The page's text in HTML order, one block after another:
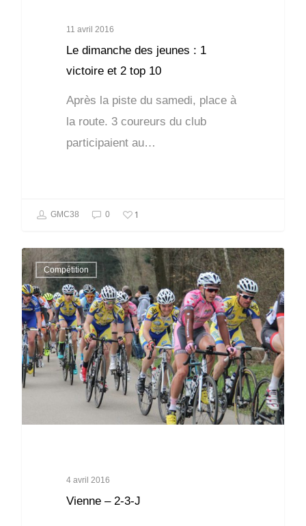
11 avril 2016
Le dimanche des jeunes : 1
victoire et 2 top 10
Après la piste du samedi, place à
la route. 3 coureurs du club
participaient au…
GMC38 0 1
Compétition
4 avril 2016
Vienne – 2-3-J